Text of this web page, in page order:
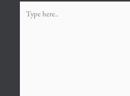
here..